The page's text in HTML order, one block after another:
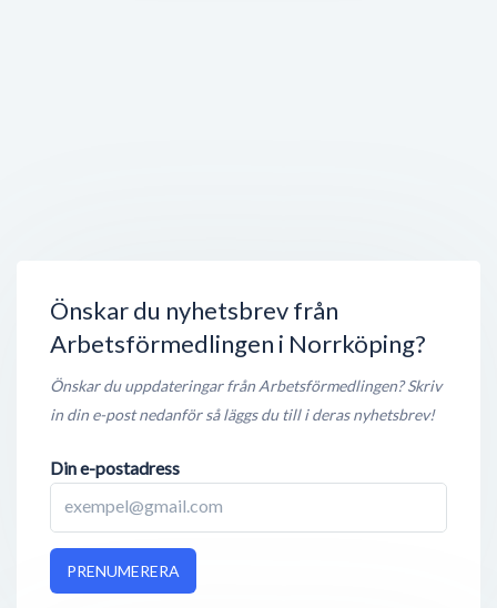
Önskar du nyhetsbrev från
Arbetsförmedlingen i Norrköping?
Önskar du uppdateringar från Arbetsförmedlingen? Skriv
in din e-post nedanför så läggs du till i deras nyhetsbrev!
Din e-postadress
PRENUMERERA